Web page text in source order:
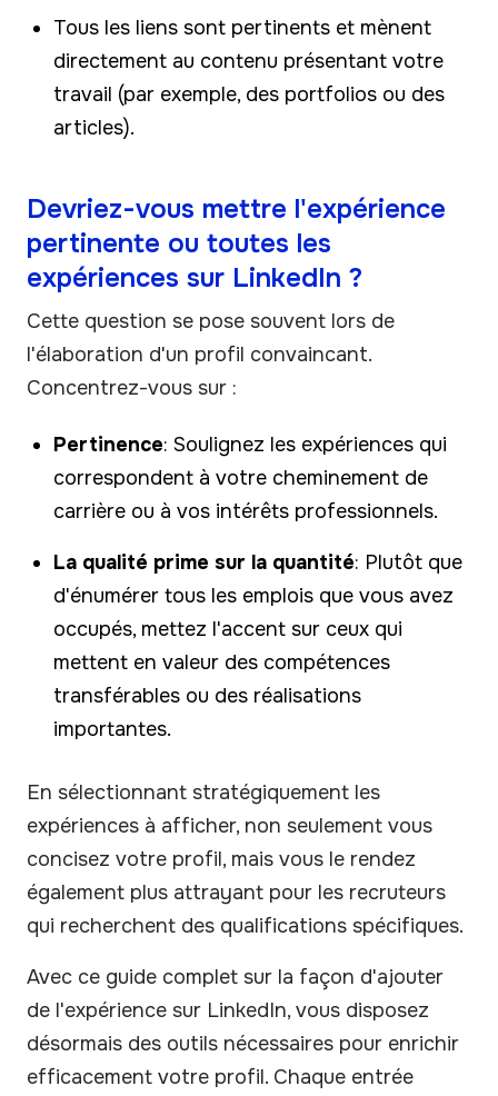
Tous les liens sont pertinents et mènent
directement au contenu présentant votre
travail (par exemple, des portfolios ou des
articles).
Devriez-vous mettre l'expérience
pertinente ou toutes les
expériences sur LinkedIn ?
Cette question se pose souvent lors de
l'élaboration d'un profil convaincant.
Concentrez-vous sur :
Pertinence: Soulignez les expériences qui
correspondent à votre cheminement de
carrière ou à vos intérêts professionnels.
La qualité prime sur la quantité: Plutôt que
d'énumérer tous les emplois que vous avez
occupés, mettez l'accent sur ceux qui
mettent en valeur des compétences
transférables ou des réalisations
importantes.
En sélectionnant stratégiquement les
expériences à afficher, non seulement vous
concisez votre profil, mais vous le rendez
également plus attrayant pour les recruteurs
qui recherchent des qualifications spécifiques.
Avec ce guide complet sur la façon d'ajouter
de l'expérience sur LinkedIn, vous disposez
désormais des outils nécessaires pour enrichir
efficacement votre profil. Chaque entrée